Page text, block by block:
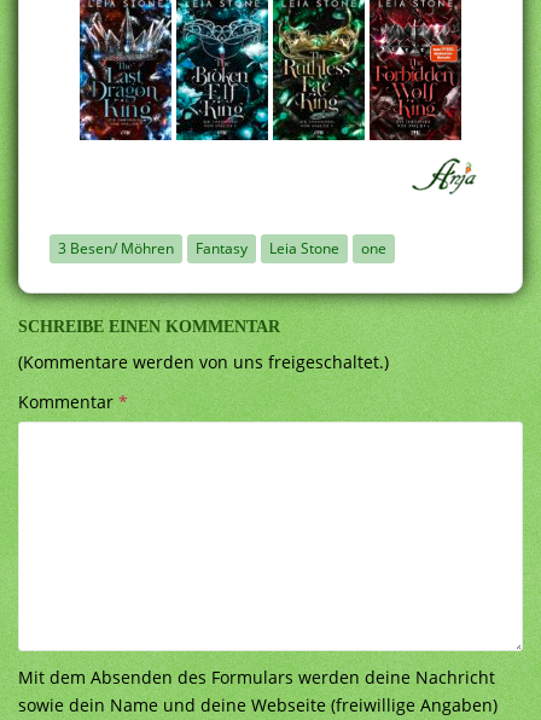
3 Besen/ Möhren Fantasy Leia Stone one
SCHREIBE EINEN KOMMENTAR
(Kommentare werden von uns freigeschaltet.)
Kommentar*
Mit dem Absenden des Formulars werden deine Nachricht
sowie dein Name und deine Webseite (freiwillige Angaben)